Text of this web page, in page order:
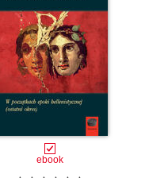
ebook